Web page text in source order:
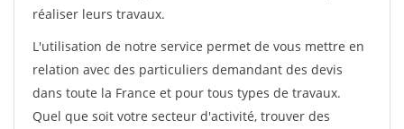
réaliser leurs travaux.
L'utilisation de notre service permet de vous mettre en
relation avec des particuliers demandant des devis
dans toute la France et pour tous types de travaux.
Quel que soit votre secteur d'activité, trouver des